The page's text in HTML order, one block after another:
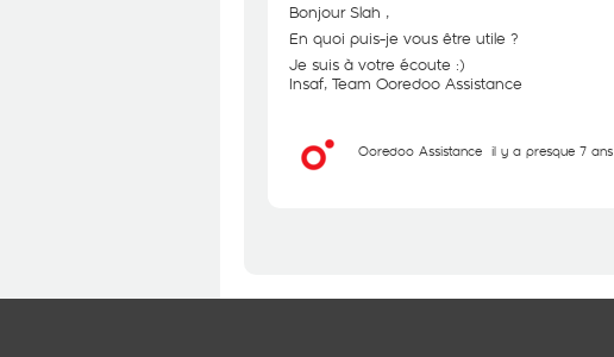
Bonjour Slah ,
En quoi puis-je vous être utile ?
Je suis à votre écoute :)
Insaf, Team Ooredoo Assistance
Ooredoo Assistance il y a presque 7 ans